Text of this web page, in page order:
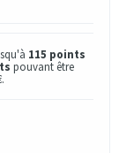
115 points
pouvant être
.